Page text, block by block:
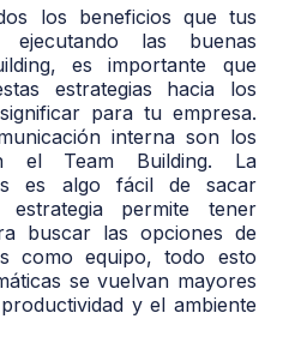
los beneficios que tus
ejecutando las buenas
es importante que
estrategias hacia los
para tu empresa.
interna son los
el Team Building. La
es algo fácil de sacar
permite tener
buscar las opciones de
como equipo, todo esto
se vuelvan mayores
y el ambiente